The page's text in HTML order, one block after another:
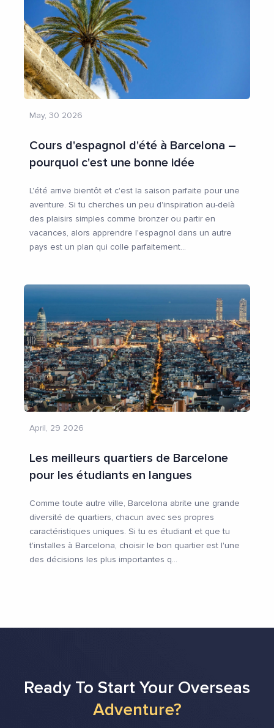
May, 30 2026
Cours d'espagnol d'été à Barcelona –
pourquoi c'est une bonne idée
L'été arrive bientôt et c'est la saison parfaite pour une
aventure. Si tu cherches un peu d'inspiration au-delà
des plaisirs simples comme bronzer ou partir en
vacances, alors apprendre l'espagnol dans un autre
pays est un plan qui colle parfaitement...
April, 29 2026
Les meilleurs quartiers de Barcelone
pour les étudiants en langues
Comme toute autre ville, Barcelona abrite une grande
diversité de quartiers, chacun avec ses propres
caractéristiques uniques. Si tu es étudiant et que tu
t'installes à Barcelona, choisir le bon quartier est l'une
des décisions les plus importantes q...
Ready To Start Your Overseas
Adventure?